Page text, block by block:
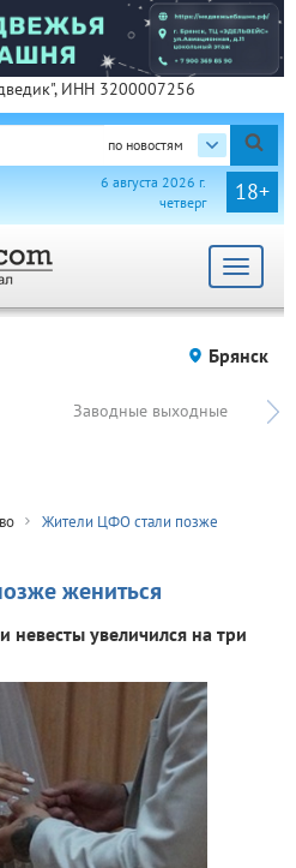
ИНН 3200007256
по новостям
18+
6 августа 2026 г.
четверг
Toggle
Брянск
Заводные выходные
Жители ЦФО стали позже
жениться
невесты увеличился на три